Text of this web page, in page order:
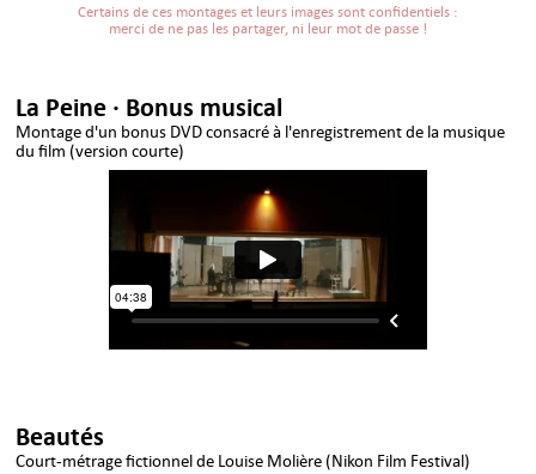
Certains de ces montages et leurs images sont confidentiels :
merci de ne pas les partager, ni leur mot de passe !
La Peine · Bonus musical
Montage d'un bonus DVD consacré à l'enregistrement de la musique
du film (version courte)
Beautés
Court-métrage fictionnel de Louise Molière (Nikon Film Festival)